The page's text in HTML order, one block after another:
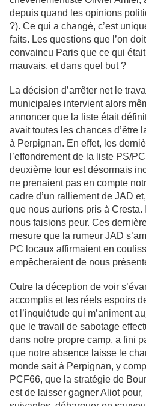
depuis quand les opinions
?). Ce qui a changé, c’est
faits. Les questions que l’on
convaincu Paris que ce qui
mauvais, et dans quel but ?
La décision d’arrêter net le
municipales intervient alors
annoncer que la liste était
avait toutes les chances d’être
à Perpignan. En effet, les
l’effondrement de la liste PS/
deuxième tour est désormais
ne prenaient pas en compte
cadre d’un ralliement de JAD
que nous aurions pris à
nous faisions peur. Ces
mesure que la rumeur JAD
PC locaux affirmaient en
empêcheraient de nous
Outre la déception de voir
accomplis et les réels espoirs
et l’inquiétude qui m’animent
que le travail de sabotage
dans notre propre camp, a fini
que notre absence laisse le
monde sait à Perpignan, y
PCF66, que la stratégie de
est de laisser gagner Aliot